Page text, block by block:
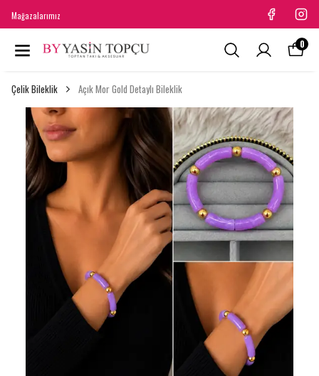
Mağazalarımız
0
Çelik Bileklik Açık Mor Gold Detaylı Bileklik